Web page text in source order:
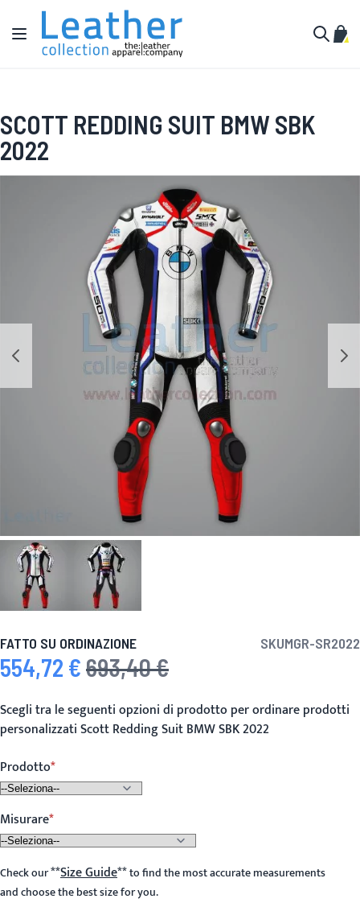
Salta al contenuto
Toggle Nav
SCOTT REDDING SUIT BMW SBK
2022
FATTO SU ORDINAZIONE SKUMGR-SR2022
Prezzo speciale
554,72 € Prezzo predefinito
693,40 €
Scegli tra le seguenti opzioni di prodotto per ordinare prodotti
personalizzati Scott Redding Suit BMW SBK 2022
Prodotto
Misurare
Check our**Size Guide**to find the most accurate measurements
and choose the best size for you.